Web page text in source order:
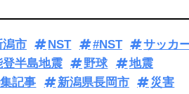
潟市 NST #NST
サッカ
登半島地震 野球
地震
記事 新潟県長岡市
災害